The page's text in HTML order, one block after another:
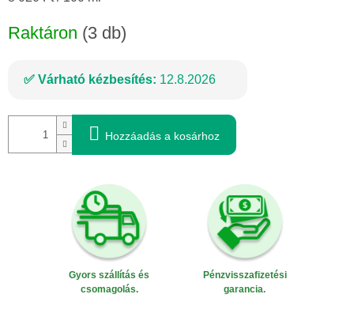
Raktáron (3 db)
Várható kézbesítés: 12.8.2026
Hozzáadás a kosárhoz
Gyors szállítás és
csomagolás.
Pénzvisszafizetési
garancia.